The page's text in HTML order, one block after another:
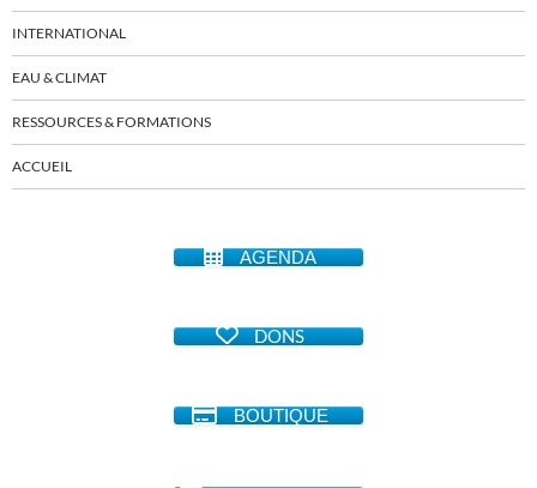
INTERNATIONAL
EAU & CLIMAT
RESSOURCES & FORMATIONS
ACCUEIL
AGENDA
DONS
BOUTIQUE